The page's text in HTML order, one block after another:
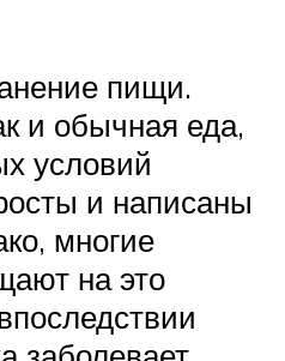
пищи.
и обычная еда,
условий
и написаны
многие
на это